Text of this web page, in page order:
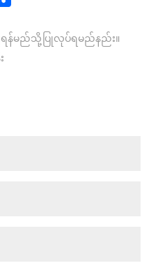
ေရန်မည်သို့ပြုလုပ်ရမည်နည်း။